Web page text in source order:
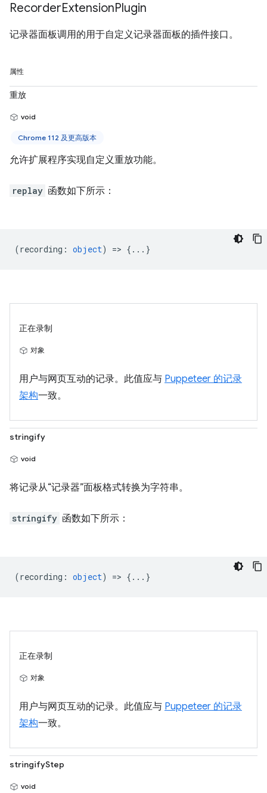
RecorderExtensionPlugin
记录器面板调用的用于自定义记录器面板的插件接口。
属性
重放
void
Chrome 112 及更高版本
允许扩展程序实现自定义重放功能。
replay 函数如下所示：
(recording : object) => {...}
正在录制
对象
用户与网页互动的记录。此值应与 Puppeteer 的记录
架构一致。
stringify
void
将记录从“记录器”面板格式转换为字符串。
stringify 函数如下所示：
(recording : object) => {...}
正在录制
对象
用户与网页互动的记录。此值应与 Puppeteer 的记录
架构一致。
stringifyStep
void